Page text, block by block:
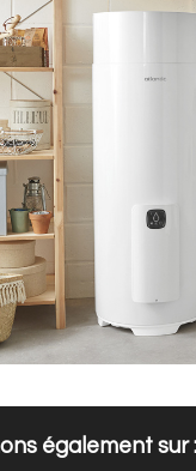
également sur :